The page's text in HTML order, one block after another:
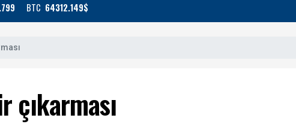
BTC 64312.149$